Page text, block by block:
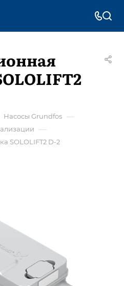
Насосы Grundfos —
—
SOLOLIFT2 D-2